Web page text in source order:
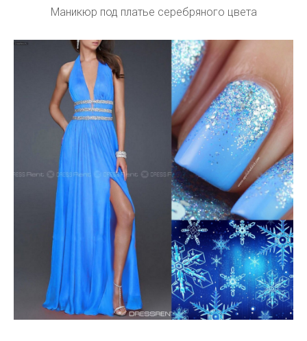
Маникюр под платье серебряного цвета